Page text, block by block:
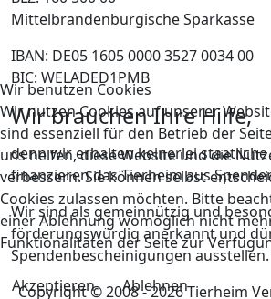
Mittelbrandenburgische Sparkasse
IBAN: DE05 1605 0000 3527 0034 00
BIC: WELADED1PMB
Wir brauchen Ihre Hilfe,
denn wir erhalten keinerlei
finanzieren das Tierheim aus
Wir sind als gemeinnützig und
förderungswürdig anerkannt und
Spendenbescheinigungen ausstellen.
Copyright © 2008 - 2026 Tierheim
Wir benutzen Cookies
Wir nutzen Cookies auf unserer
sind essenziell für den Betrieb der
uns helfen, diese Website und die
verbessern. Sie können selbst
Cookies zulassen möchten. Bitte
einer Ablehnung womöglich nicht
Funktionalitäten der Seite zur
Akzeptieren Ablehnen